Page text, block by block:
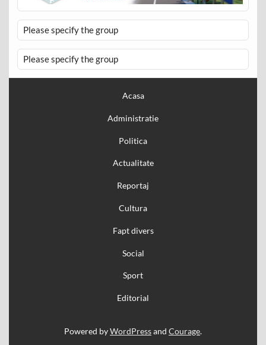
Please specify the group
Please specify the group
Acasa
Administratie
Politica
Actualitate
Reportaj
Cultura
Fapt divers
Social
Sport
Editorial
Powered byWordPressand Courage.